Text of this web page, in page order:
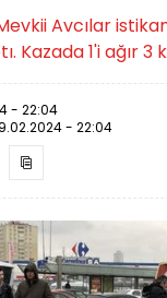
Avcılar
1'i ağır 3
- 22:04
- 22:04